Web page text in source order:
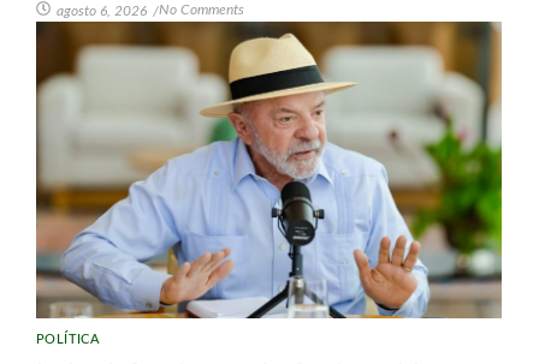
agosto 6, 2026 /No Comments
POLÍTICA